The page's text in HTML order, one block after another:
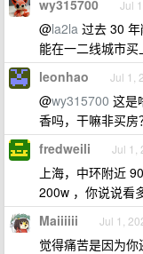
wy315700 Jul
@la2la 过去 30
能在一二线城市买
leonhao Jul 1,
@wy315700 这是
香吗，干嘛非买房
fredweili Jul 1,
上海，中环附近
200w ，你说说看
Maiiiiii Jul 1,
觉得痛苦是因为